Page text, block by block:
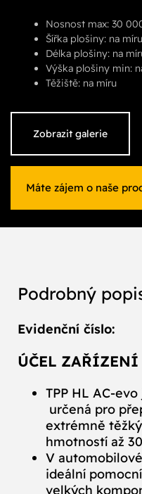
Nosnost max: 30
Šířka plošiny: na míru
Délka plošiny: na
Výška plošiny min:
Těžiště: na míru
Zobrazit galerie
Máte zájem o naše
Podrobný
Evidenční číslo:
ÚČEL ZAŘÍZENÍ
TPP HL
určená pro
extrémně
hmotností až
V
ideální
velkých